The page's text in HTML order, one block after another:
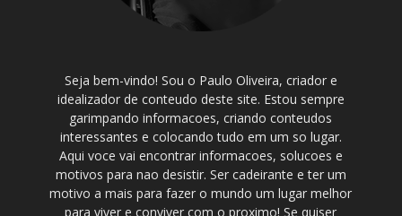
Seja bem-vindo! Sou o Paulo Oliveira, criador e
idealizador de conteudo deste site. Estou sempre
garimpando informacoes, criando conteudos
interessantes e colocando tudo em um so lugar.
Aqui voce vai encontrar informacoes, solucoes e
motivos para nao desistir. Ser cadeirante e ter um
motivo a mais para fazer o mundo um lugar melhor
para viver e conviver com o proximo! Se quiser